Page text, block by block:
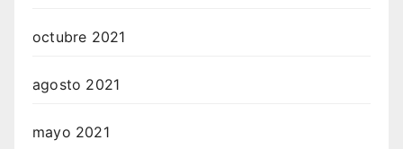
octubre 2021
agosto 2021
mayo 2021